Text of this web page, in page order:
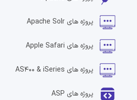
پروژه های Apache Solr
پروژه های Apple Safari
پروژه های AS400 & iSeries
پروژه های ASP